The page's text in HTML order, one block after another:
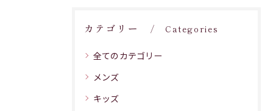
カテゴリー Categories
全てのカテゴリー
メンズ
キッズ